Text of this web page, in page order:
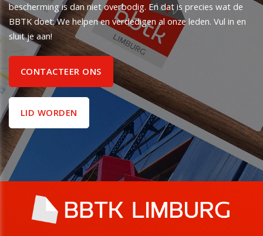
bescherming is dan niet overbodig. En dat is precies wat de
BBTK doet: We helpen en verdedigen al onze leden. Vul in en
sluit je aan!
CONTACTEER ONS
LID WORDEN